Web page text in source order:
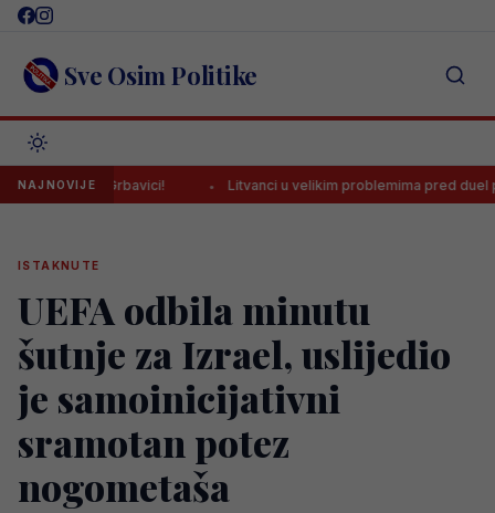
Skip
content Sve Osim Politike
NAJNOVIJE
na Grbavici! Litvanci u velikim problemima pred duel protiv BiH
ISTAKNUTE
UEFA odbila minutu
šutnje za Izrael, uslijedio
je samoinicijativni
sramotan potez
nogometaša